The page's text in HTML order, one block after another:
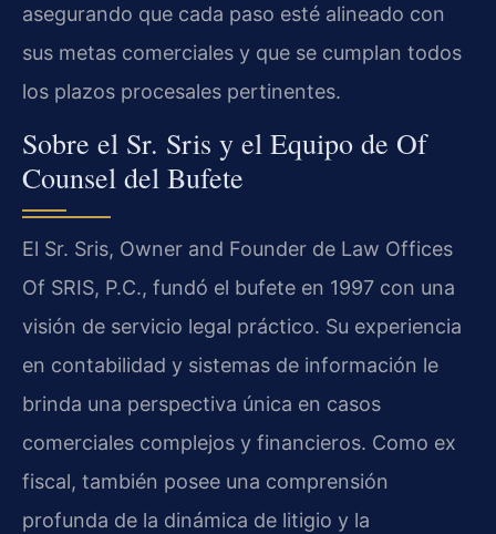
asegurando que cada paso esté alineado con
sus metas comerciales y que se cumplan todos
los plazos procesales pertinentes.
Sobre el Sr. Sris y el Equipo de Of
Counsel del Bufete
El Sr. Sris, Owner and Founder de Law Offices
Of SRIS, P.C., fundó el bufete en 1997 con una
visión de servicio legal práctico. Su experiencia
en contabilidad y sistemas de información le
brinda una perspectiva única en casos
comerciales complejos y financieros. Como ex
fiscal, también posee una comprensión
profunda de la dinámica de litigio y la